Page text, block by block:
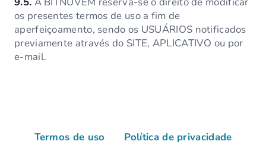
os presentes termos de uso a fim de
aperfeiçoamento, sendo os USUÁRIOS notificados
previamente através do SITE, APLICATIVO ou por
e-mail.
Termos de uso Política de privacidade